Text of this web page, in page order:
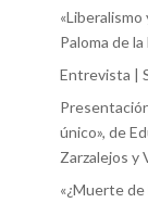
«Liberalismo
Paloma de la
Entrevista |
único», de
Zarzalejos y
«¿Muerte